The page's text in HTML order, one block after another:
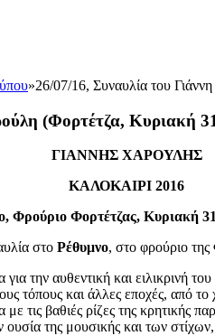
»26/07/16, Συναυλία του
(Φορτέτζα, Κυριακή
ΓΙΑΝΝΗΣ ΧΑΡΟΥΛΗΣ
ΚΑΛΟΚΑΙΡΙ 2016
Φρούριο Φορτέτζας, Κυριακή
στo Ρέθυμνο, στο φρούριο της
για την αυθεντική και ειλικρινή
τόπους και άλλες εποχές, από
τις βαθιές ρίζες της κρητικής
της μουσικής και των